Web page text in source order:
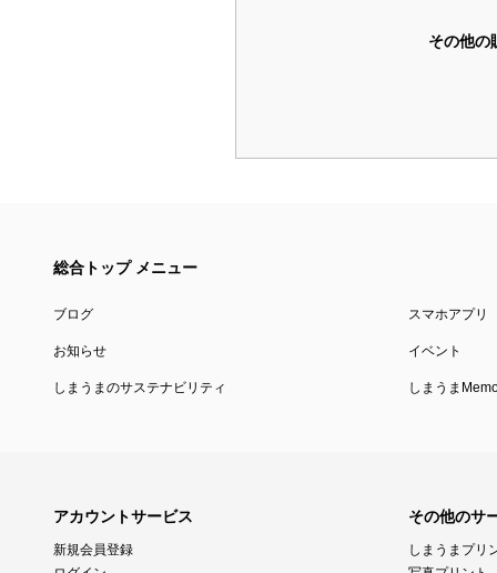
その他の
総合トップ メニュー
ブログ スマホアプリ
お知らせ イベント
しまうまのサステナビリティ しまうま
アカウントサービス
新規会員登録
その他のサ
しまうまプリ